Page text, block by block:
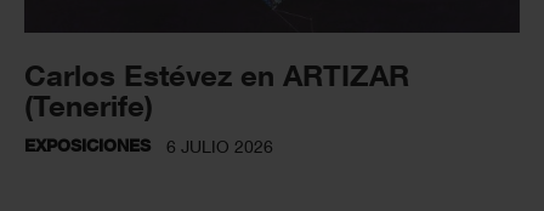
Carlos Estévez en ARTIZAR
(Tenerife)
EXPOSICIONES 6 JULIO 2026